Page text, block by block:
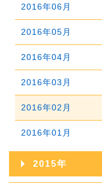
2020年01月
2019年02月
2019年01月
2018年03月
2018年02月
2018年01月
2016年06月
2016年05月
2016年04月
2016年03月
2016年02月
2016年01月
2015年